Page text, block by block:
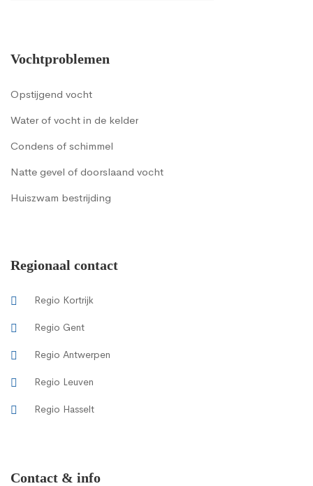
Vochtproblemen
Opstijgend vocht
Water of vocht in de kelder
Condens of schimmel
Natte gevel of doorslaand vocht
Huiszwam bestrijding
Regionaal contact
Regio Kortrijk
Regio Gent
Regio Antwerpen
Regio Leuven
Regio Hasselt
Contact & info